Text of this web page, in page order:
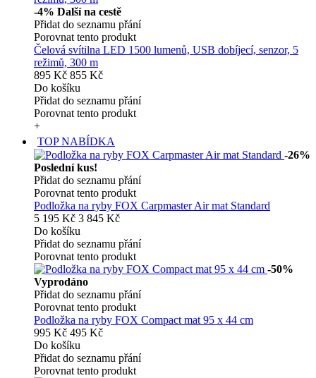
-4% Další na cestě
Přidat do seznamu přání
Porovnat tento produkt
Čelová svítilna LED 1500 lumenů, USB dobíjecí, senzor, 5
režimů, 300 m
895 Kč 855 Kč
Do košíku
Přidat do seznamu přání
Porovnat tento produkt
+
TOP NABÍDKA
-26%
Poslední kus!
Přidat do seznamu přání
Porovnat tento produkt
Podložka na ryby FOX Carpmaster Air mat Standard
5 195 Kč 3 845 Kč
Do košíku
Přidat do seznamu přání
Porovnat tento produkt
-50%
Vyprodáno
Přidat do seznamu přání
Porovnat tento produkt
Podložka na ryby FOX Compact mat 95 x 44 cm
995 Kč 495 Kč
Do košíku
Přidat do seznamu přání
Porovnat tento produkt